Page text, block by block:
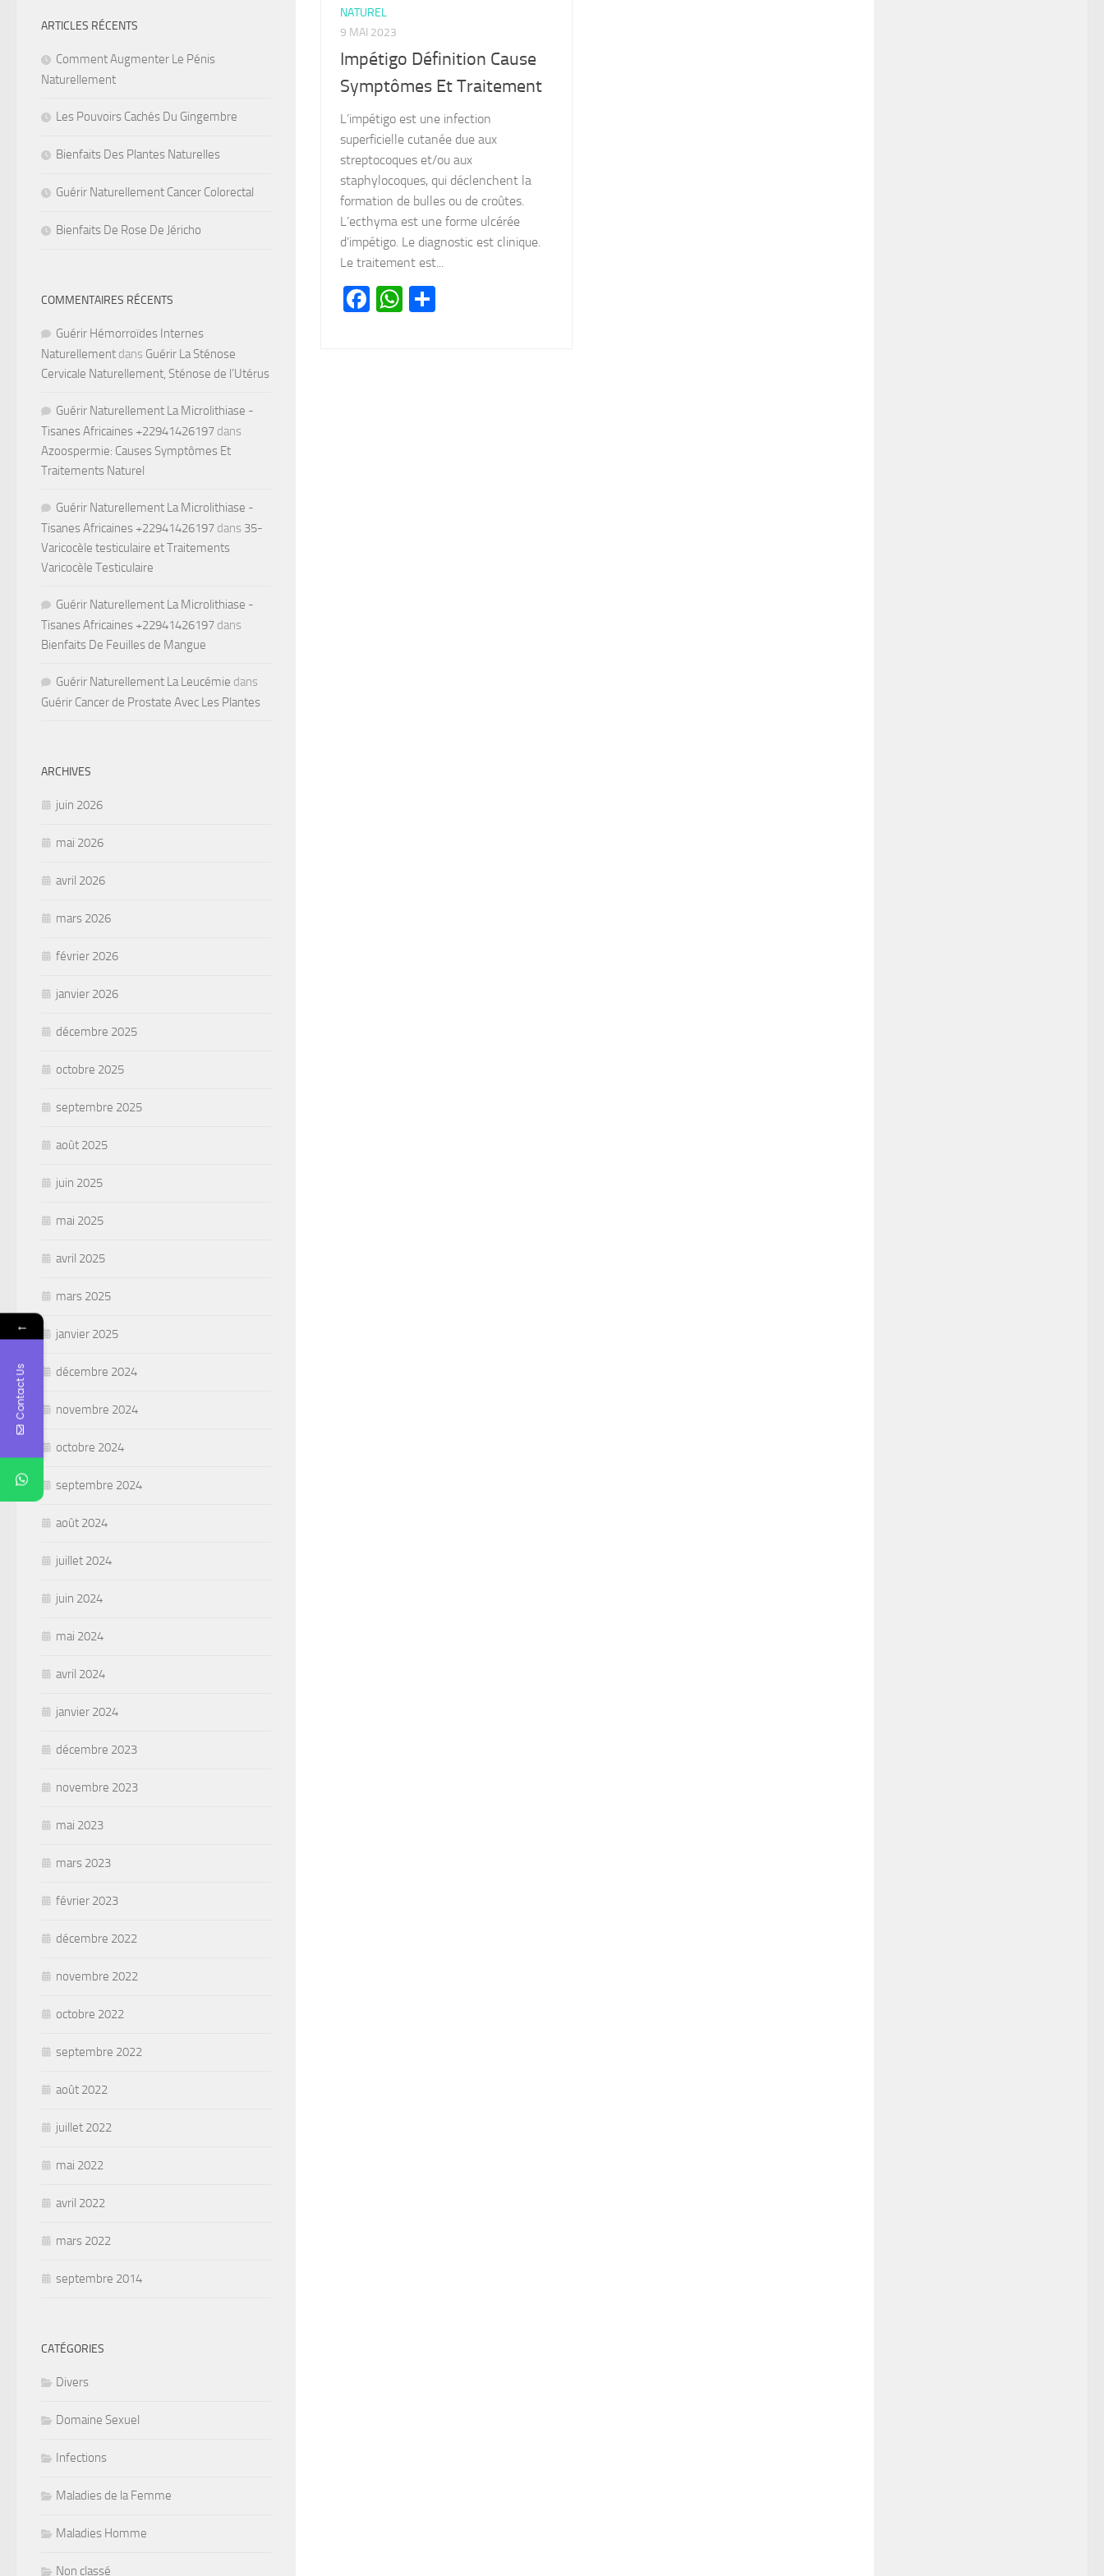
NATUREL
9 MAI 2023
Impétigo Définition Cause
Symptômes Et Traitement
L’impétigo est une infection
superficielle cutanée due aux
streptocoques et/ou aux
staphylocoques, qui déclenchent la
formation de bulles ou de croûtes.
L’ecthyma est une forme ulcérée
d’impétigo. Le diagnostic est clinique.
Le traitement est...
Facebook
WhatsApp
ARTICLES RÉCENTS
Comment Augmenter Le Pénis
Naturellement
Les Pouvoirs Cachés Du Gingembre
Bienfaits Des Plantes Naturelles
Guérir Naturellement Cancer Colorectal
Bienfaits De Rose De Jéricho
COMMENTAIRES RÉCENTS
Guérir Hémorroïdes Internes
Naturellement dans Guérir La Sténose
Cervicale Naturellement, Sténose de l’Utérus
Guérir Naturellement La Microlithiase -
Tisanes Africaines +22941426197 dans
Azoospermie: Causes Symptômes Et
Traitements Naturel
Guérir Naturellement La Microlithiase -
Tisanes Africaines +22941426197 dans 35-
Varicocèle testiculaire et Traitements
Varicocèle Testiculaire
Guérir Naturellement La Microlithiase -
Tisanes Africaines +22941426197 dans
Bienfaits De Feuilles de Mangue
Guérir Naturellement La Leucémie dans
Guérir Cancer de Prostate Avec Les Plantes
ARCHIVES
juin 2026
mai 2026
avril 2026
mars 2026
février 2026
janvier 2026
décembre 2025
octobre 2025
septembre 2025
août 2025
juin 2025
mai 2025
avril 2025
mars 2025
janvier 2025
décembre 2024
novembre 2024
octobre 2024
septembre 2024
août 2024
juillet 2024
juin 2024
mai 2024
avril 2024
janvier 2024
décembre 2023
novembre 2023
mai 2023
mars 2023
février 2023
décembre 2022
novembre 2022
octobre 2022
septembre 2022
août 2022
juillet 2022
mai 2022
avril 2022
mars 2022
septembre 2014
CATÉGORIES
Divers
Domaine Sexuel
Infections
Maladies de la Femme
Maladies Homme
Non classé
←
Contact Us